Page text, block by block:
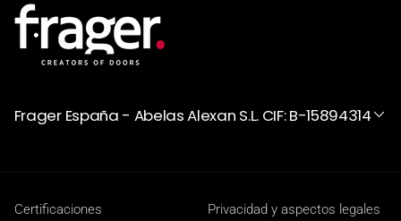
Frager España - Abelas Alexan S.L. CIF: B-15894314
Certificaciones
Privacidad y aspectos legales